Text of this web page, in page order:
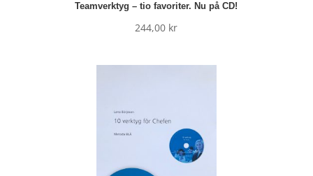
Teamverktyg – tio favoriter. Nu på CD!
244,00 kr